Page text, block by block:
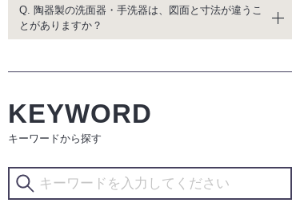
Q. 陶器製の洗面器・手洗器は、図面と寸法が違うこ
とがありますか？
KEYWORD
キーワードから探す